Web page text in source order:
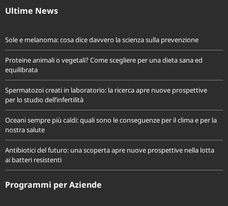
Sole e melanoma: cosa dice davvero la scienza sulla prevenzione
Proteine animali o vegetali? Come scegliere per una dieta sana ed
equilibrata
Spermatozoi creati in laboratorio: la ricerca apre nuove prospettive
per lo studio dell’infertilità
Oceani sempre più caldi: quali sono le conseguenze per il clima e per la
nostra salute
Antibiotici del futuro: una scoperta apre nuove prospettive nella lotta
ai batteri resistenti
Programmi per Aziende